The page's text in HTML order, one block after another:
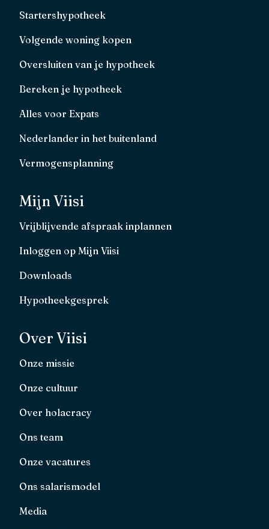
Startershypotheek
Volgende woning kopen
Oversluiten van je hypotheek
Bereken je hypotheek
Alles voor Expats
Nederlander in het buitenland
Vermogensplanning
Mijn Viisi
Vrijblijvende afspraak inplannen
Inloggen op Mijn Viisi
Downloads
Hypotheekgesprek
Over Viisi
Onze missie
Onze cultuur
Over holacracy
Ons team
Onze vacatures
Ons salarismodel
Media